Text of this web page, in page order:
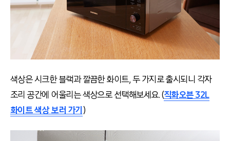
색상은 시크한 블랙과 깔끔한 화이트, 두 가지로 출시되니 각자
조리 공간에 어울리는 색상으로 선택해보세요. (직화오븐 32L
화이트 색상 보러 가기)